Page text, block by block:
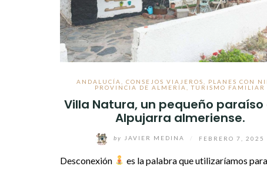
ANDALUCÍA CONSEJOS VIAJEROS PLANES CON
PROVINCIA DE ALMERÍA
,TURISMO FAMILIAR
Villa Natura, un pequeño paraíso
Alpujarra almeriense.
by JAVIER MEDINA FEBRERO 7, 2025
Desconexión
es la palabra que utilizaríamos para